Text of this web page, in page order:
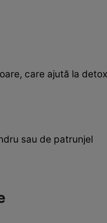
care ajută la
sau de patrunjel